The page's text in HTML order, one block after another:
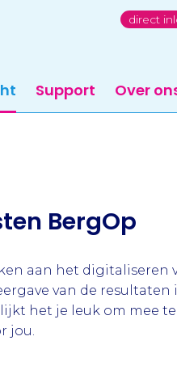
direct
Support Over
BergOp
aan het digitaliseren
van de resultaten
het je leuk om mee
jou.